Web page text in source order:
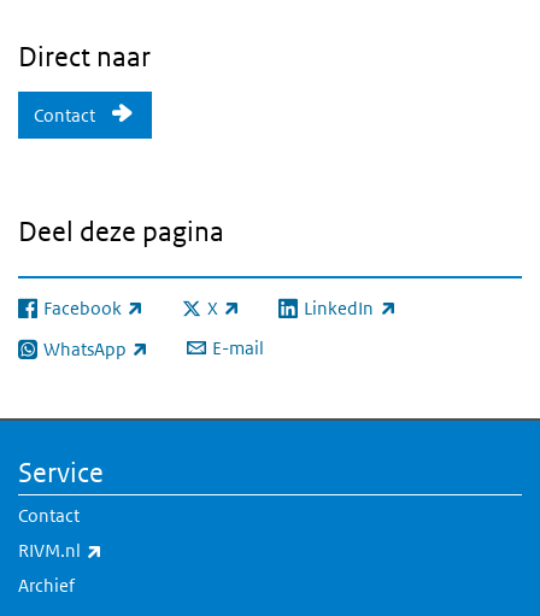
Direct naar
Contact
Deel deze pagina
Facebook
(externe link) X
(externe link) LinkedIn
(externe link)
WhatsApp
(externe link) E-mail
Service
Contact
RIVM.nl
Archief